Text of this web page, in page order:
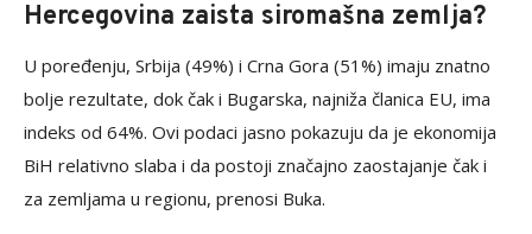
Hercegovina zaista siromašna zemlja?
U poređenju, Srbija (49%) i Crna Gora (51%) imaju znatno
bolje rezultate, dok čak i Bugarska, najniža članica EU, ima
indeks od 64%. Ovi podaci jasno pokazuju da je ekonomija
BiH relativno slaba i da postoji značajno zaostajanje čak i
za zemljama u regionu, prenosi Buka.